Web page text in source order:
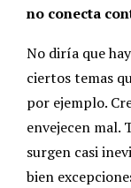
no conecta
No diría que
ciertos temas
por ejemplo.
envejecen mal.
surgen casi
bien